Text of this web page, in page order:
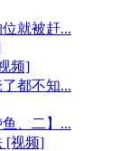
就被赶...
频]
都不知...
、二】...
[视频]